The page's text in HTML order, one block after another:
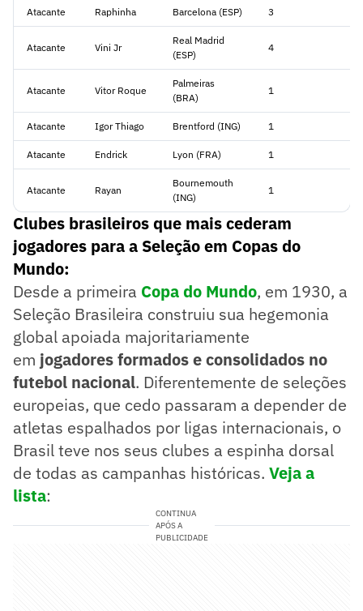
Atacante Raphinha Barcelona (ESP) 3
Atacante Vini Jr
Real Madrid
(ESP)
4
Atacante Vitor Roque
Palmeiras
(BRA)
1
Atacante Igor Thiago Brentford (ING) 1
Atacante Endrick Lyon (FRA) 1
Atacante Rayan
Bournemouth
(ING)
1
Clubes brasileiros que mais cederam
jogadores para a Seleção em Copas do
Mundo:
Desde a primeira Copa do Mundo, em 1930, a
Seleção Brasileira construiu sua hegemonia
global apoiada majoritariamente
em jogadores formados e consolidados no
futebol nacional. Diferentemente de seleções
europeias, que cedo passaram a depender de
atletas espalhados por ligas internacionais, o
Brasil teve nos seus clubes a espinha dorsal
de todas as campanhas históricas. Veja a
lista:
CONTINUA
APÓS A
PUBLICIDADE